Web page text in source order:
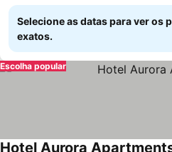
Selecione as datas para ver os
exatos.
Escolha popular
Hotel Aurora